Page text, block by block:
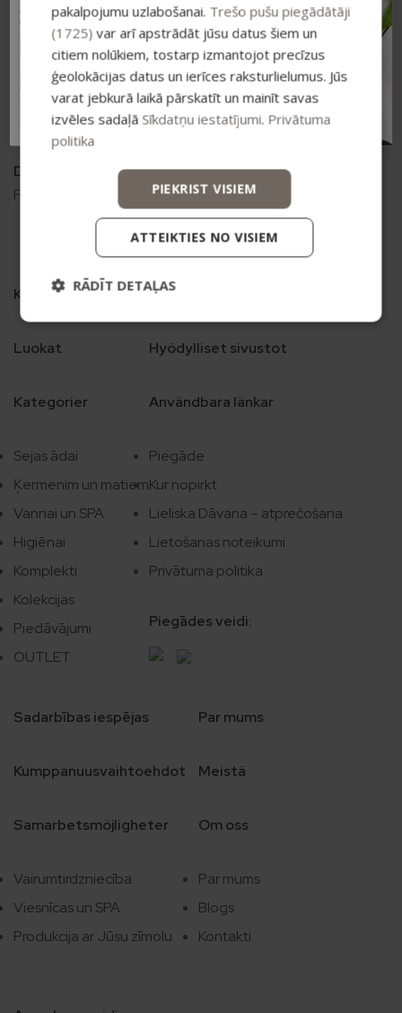
Vismaņi k-5, Korpuss G , Mārupes novads, LV-2167
+371 20626606
ecommerce@bio2you.eu
Darba laiks
Pr. – Pt. 08:00 – 16:30
Kategorijas
Luokat
Kategorier
Sejas ādai
Ķermenim un matiem
Vannai un SPA
Higiēnai
Komplekti
Kolekcijas
Piedāvājumi
OUTLET
Noderīgas saites
Hyödylliset sivustot
Användbara länkar
Piegāde
Kur nopirkt
Lieliska Dāvana – atprečošana
Lietošanas noteikumi
Privātuma politika
Piegādes veidi:
Sadarbības iespējas
Kumppanuusvaihtoehdot
Samarbetsmöjligheter
Vairumtirdzniecība
Viesnīcas un SPA
Produkcija ar Jūsu zīmolu
Par mums
Meistä
Om oss
Par mums
Blogs
Kontakti
pakalpojumu uzlabošanai. Trešo pušu piegādātāji
(1725) var arī apstrādāt jūsu datus šiem un
citiem nolūkiem, tostarp izmantojot precīzus
ģeolokācijas datus un ierīces raksturlielumus. Jūs
varat jebkurā laikā pārskatīt un mainīt savas
izvēles sadaļā Sīkdatņu iestatījumi. Privātuma
politika
PIEKRIST VISIEM
ATTEIKTIES NO VISIEM
RĀDĪT DETAĻAS
Atlaide summējas ar esošajiem piedāvājumiem
pirkumiem virs 25 €